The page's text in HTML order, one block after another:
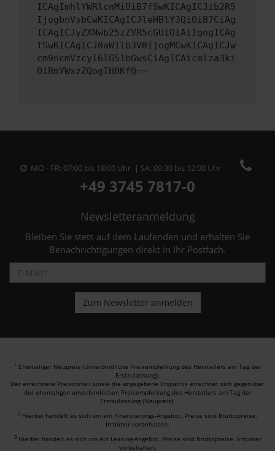
ICAgImhlYWRlcnMiOiB7fSwKICAgICJib2R5
IjogbnVsbCwKICAgICJleHBlY3QiOiB7CiAg
ICAgICJyZXNwb25zZVR5cGUiOiAiIgogICAg
fSwKICAgICJ0aW1lb3V0IjogMCwKICAgICJw
cm9ncmVzcyI6IG51bGwsCiAgICAicmlza3ki
OiBmYWxzZQogIH0KfQ==
MO - FR: 07:00 bis 18:00 Uhr | SA: 09:30 bis 12:00 Uhr
+49 3745 7817-0
Newsletteranmeldung
Bleiben Sie stets auf dem Laufenden und erhalten Sie
Benachrichtigungen direkt in Ihr Postfach.
1 Ehemaliger Neupreis (Unverbindliche Preisempfehlung des Herstellers am Tag der
Erstzulassung).
Der errechnete Preisvorteil sowie die angegebene Ersparnis errechnet sich gegenüber
der ehemaligen unverbindlichen Preisempfehlung des Herstellers am Tag der
Erstzulassung (Neupreis).
2 Hierbei handelt es sich um ein Finanzierungs-Angebot. Preise sind Bruttopreise.
Irrtümer vorbehalten.
3 Hierbei handelt es sich um ein Leasing-Angebot. Preise sind Bruttopreise. Irrtümer
vorbehalten.